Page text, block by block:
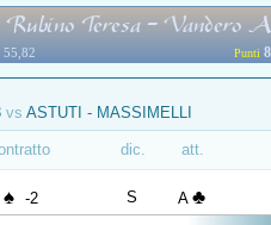
Rubino Teresa - Vandero
55,82 Punti 8
vs ASTUTI - MASSIMELLI
dic. att.
♠ -2 S A ♣